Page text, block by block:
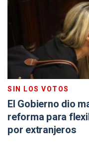
SIN LOS VOTOS
El Gobierno dio
reforma para
por extranjeros